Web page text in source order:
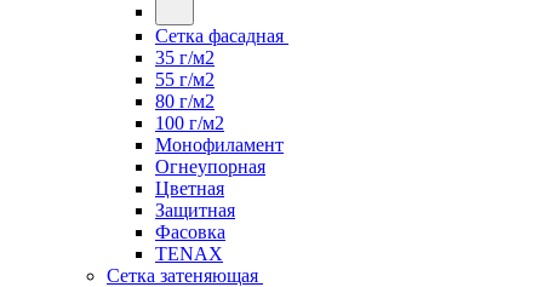
Сетка фасадная
35 г/м2
55 г/м2
80 г/м2
100 г/м2
Монофиламент
Огнеупорная
Цветная
Защитная
Фасовка
TENAX
Сетка затеняющая